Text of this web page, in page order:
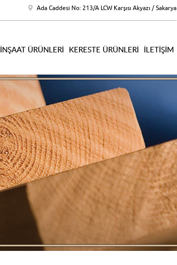
Ada Caddesi No: 213/A LCW Karşısı Akyazı / Sakarya
İNŞAAT ÜRÜNLERI KERESTE ÜRÜNLERI İLETIŞIM